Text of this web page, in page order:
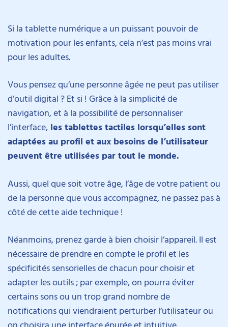
Si la tablette numérique a un puissant pouvoir de
motivation pour les enfants, cela n’est pas moins vrai
pour les adultes.
Vous pensez qu’une personne âgée ne peut pas utiliser
d’outil digital ? Et si ! Grâce à la simplicité de
navigation, et à la possibilité de personnaliser
l’interface, les tablettes tactiles lorsqu’elles sont
adaptées au profil et aux besoins de l’utilisateur
peuvent être utilisées par tout le monde.
Aussi, quel que soit votre âge, l’âge de votre patient ou
de la personne que vous accompagnez, ne passez pas à
côté de cette aide technique !
Néanmoins, prenez garde à bien choisir l’appareil. Il est
nécessaire de prendre en compte le profil et les
spécificités sensorielles de chacun pour choisir et
adapter les outils ; par exemple, on pourra éviter
certains sons ou un trop grand nombre de
notifications qui viendraient perturber l’utilisateur ou